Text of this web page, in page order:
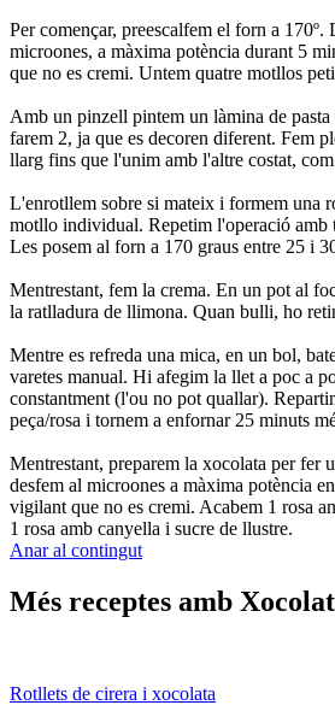
Per començar, preescalfem el forn a 170º.
microones, a màxima potència durant 5
que no es cremi. Untem quatre motllos
Amb un pinzell pintem un làmina de
farem 2, ja que es decoren diferent. Fem
llarg fins que l'unim amb l'altre costat,
L'enrotllem sobre si mateix i formem una
motllo individual. Repetim l'operació amb
Les posem al forn a 170 graus entre 25 i
Mentrestant, fem la crema. En un pot al
la ratlladura de llimona. Quan bulli, ho
Mentre es refreda una mica, en un bol,
varetes manual. Hi afegim la llet a poc a
constantment (l'ou no pot quallar).
peça/rosa i tornem a enfornar 25 minuts
Mentrestant, preparem la xocolata per fer
desfem al microones a màxima potència
vigilant que no es cremi. Acabem 1 rosa
1 rosa amb canyella i sucre de llustre.
Anar al contingut
Més receptes amb
Rotllets de cirera i xocolata